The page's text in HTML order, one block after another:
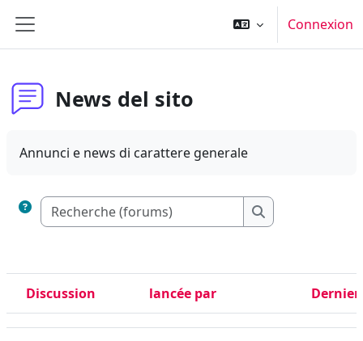
Panneau latéral
Connexion
News del sito
Annunci e news di carattere generale
Recherche
Recherche
Statut
Discussion lancée par Dernier